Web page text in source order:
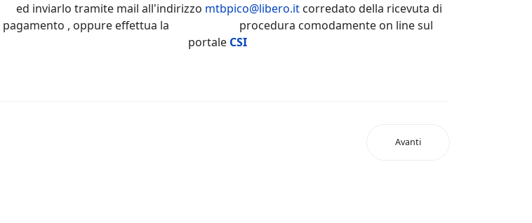
ed inviarlo tramite mail all'indirizzo mtbpico@libero.itcorredato della ricevuta di
pagamento , oppure effettua la procedura comodamente on line sul
portale CSI
Avanti